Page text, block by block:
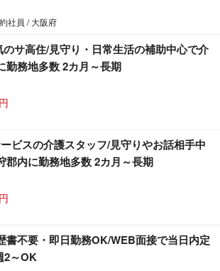
社員 / 大阪府
サ高住/見守り・日常生活の補助中心で介
勤務地多数 2カ月～長期
ビスの介護スタッフ/見守りやお話相手中
郡内に勤務地多数 2カ月～長期
書不要・即日勤務OK/WEB面接で当日内定
2～OK